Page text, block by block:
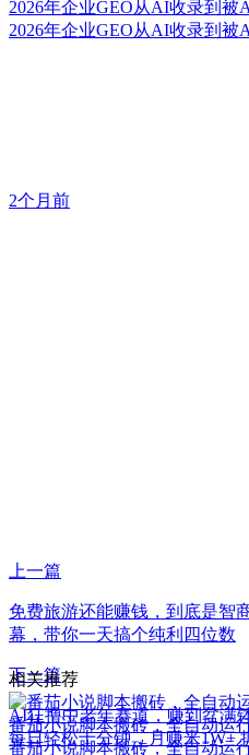
2026年企业GEO从AI收录到被
2026年企业GEO从AI收录到被
2个月前
上一篇
免费旅游还能赚钱，到底是智
幕，带你一天搞个纯利四位数
下一篇
AI狂撸中老年赛道，赚到盆满
每日轻松十分钟，月赚米1W+
相关推荐
番茄小说脚本搬砖，全自动运
番茄小说脚本搬砖，全自动运